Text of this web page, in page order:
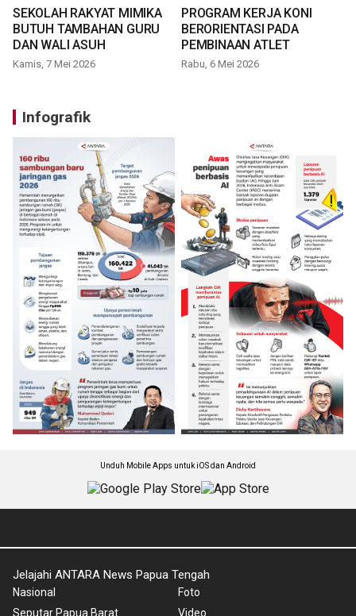
SEKOLAH RAKYAT MIMIKA
BUTUH TAMBAHAN GURU
DAN WALI ASUH
Kamis, 7 Mei 2026
PROGRAM KERJA KONI
BERORIENTASI PADA
PEMBINAAN ATLET
Rabu, 6 Mei 2026
Infografik
Unduh Mobile Apps untuk iOS dan Android
Jelajahi ANTARA News Papua Tengah
Nasional
Seputar Papua Barat
Foto
Video